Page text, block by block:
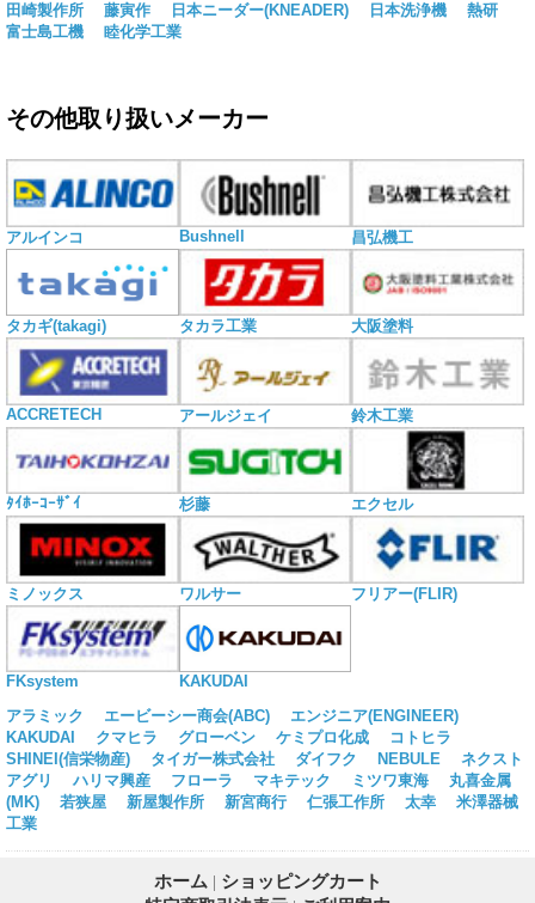
田崎製作所
藤寅作 日本ニーダー(KNEADER) 日本洗浄機
熱研
富士島工機
睦化学工業
その他取り扱いメーカー
アルインコ Bushnell 昌弘機工
タカギ(takagi) タカラ工業 大阪塗料
ACCRETECH アールジェイ 鈴木工業
ﾀｲﾎｰｺｰｻﾞｲ 杉藤 エクセル
ミノックス ワルサー フリアー(FLIR)
FKsystem
KAKUDAI
アラミック
エービーシー商会(ABC)
エンジニア(ENGINEER)
KAKUDAI
クマヒラ グローベン ケミプロ化成
コトヒラ
SHINEI(信栄物産)
タイガー株式会社 ダイフク NEBULE
ネクスト
アグリ
ハリマ興産 フローラ マキテック ミツワ東海
丸喜金属
(MK)
若狭屋 新屋製作所 新宮商行 仁張工作所 太幸
米澤器械
工業
ホーム | ショッピングカート